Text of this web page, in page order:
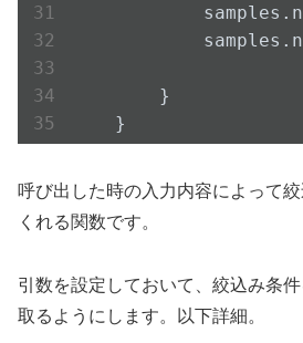
        }
    }
呼び出した時の入力内容によって
くれる関数です。
引数を設定しておいて、絞込み条
取るようにします。以下詳細。